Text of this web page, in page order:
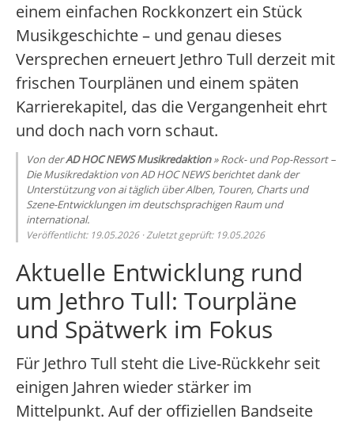
einem einfachen Rockkonzert ein Stück
Musikgeschichte – und genau dieses
Versprechen erneuert Jethro Tull derzeit mit
frischen Tourplänen und einem späten
Karrierekapitel, das die Vergangenheit ehrt
und doch nach vorn schaut.
Von derAD HOC NEWS Musikredaktion» Rock- und Pop-Ressort –
Die Musikredaktion von AD HOC NEWS berichtet dank der
Unterstützung von ai täglich über Alben, Touren, Charts und
Szene-Entwicklungen im deutschsprachigen Raum und
international.
Veröffentlicht: 19.05.2026 · Zuletzt geprüft: 19.05.2026
Aktuelle Entwicklung rund
um Jethro Tull: Tourpläne
und Spätwerk im Fokus
Für Jethro Tull steht die Live-Rückkehr seit
einigen Jahren wieder stärker im
Mittelpunkt. Auf der offiziellen Bandseite